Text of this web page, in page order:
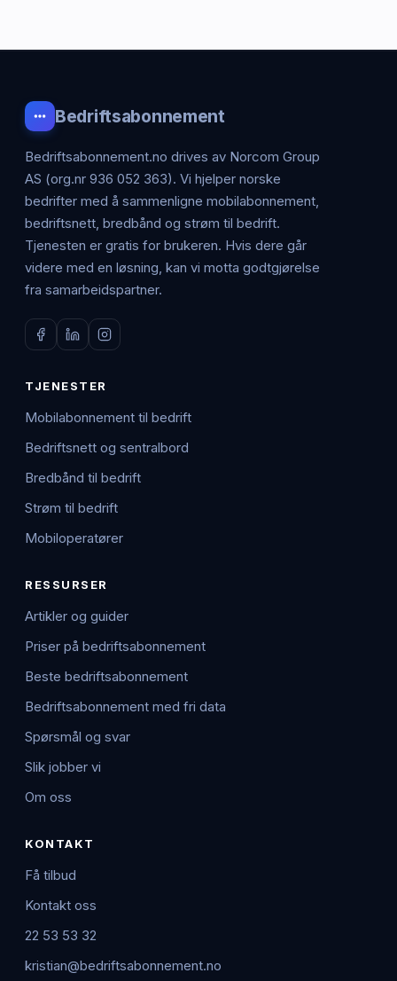
Bedriftsabonnement
Bedriftsabonnement.no drives av Norcom Group
AS (org.nr 936 052 363). Vi hjelper norske
bedrifter med å sammenligne mobilabonnement,
bedriftsnett, bredbånd og strøm til bedrift.
Tjenesten er gratis for brukeren. Hvis dere går
videre med en løsning, kan vi motta godtgjørelse
fra samarbeidspartner.
TJENESTER
Mobilabonnement til bedrift
Bedriftsnett og sentralbord
Bredbånd til bedrift
Strøm til bedrift
Mobiloperatører
RESSURSER
Artikler og guider
Priser på bedriftsabonnement
Beste bedriftsabonnement
Bedriftsabonnement med fri data
Spørsmål og svar
Slik jobber vi
Om oss
KONTAKT
Få tilbud
Kontakt oss
22 53 53 32
kristian@bedriftsabonnement.no